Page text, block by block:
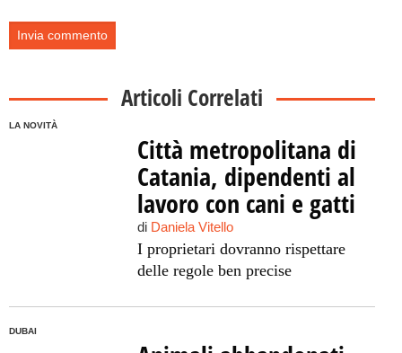
Articoli Correlati
LA NOVITÀ
Città metropolitana di
Catania, dipendenti al
lavoro con cani e gatti
di Daniela Vitello
I proprietari dovranno rispettare
delle regole ben precise
DUBAI